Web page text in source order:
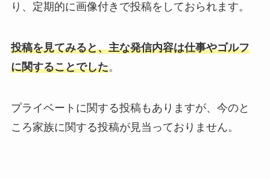
り、定期的に画像付きで投稿をしておられます。
投稿を見てみると、主な発信内容は仕事やゴルフ
に関することでした。
プライベートに関する投稿もありますが、今のと
ころ家族に関する投稿が見当っておりません。